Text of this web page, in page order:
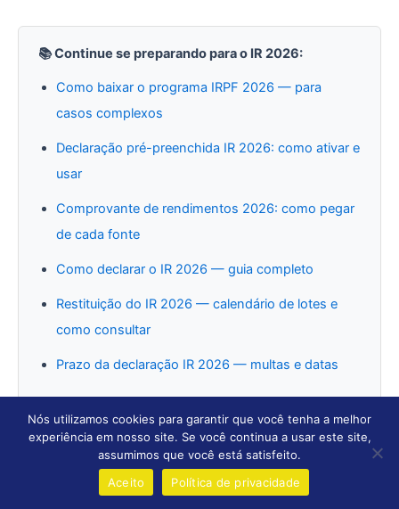
📚 Continue se preparando para o IR 2026:
Como baixar o programa IRPF 2026 — para
casos complexos
Declaração pré-preenchida IR 2026: como ativar e
usar
Comprovante de rendimentos 2026: como pegar
de cada fonte
Como declarar o IR 2026 — guia completo
Restituição do IR 2026 — calendário de lotes e
como consultar
Prazo da declaração IR 2026 — multas e datas
Perguntas Frequentes
O app “Meu Imposto de Renda” ainda funciona
Nós utilizamos cookies para garantir que você tenha a melhor
experiência em nosso site. Se você continua a usar este site,
assumimos que você está satisfeito.
Aceito
Política de privacidade